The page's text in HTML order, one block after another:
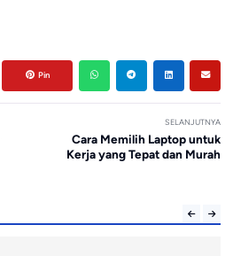
Pin
SELANJUTNYA
Cara Memilih Laptop untuk
Kerja yang Tepat dan Murah